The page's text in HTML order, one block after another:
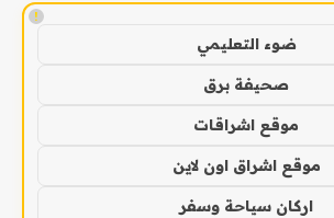
!
ضوء التعليمي
صحيفة برق
موقع اشراقات
موقع اشراق اون لاين
اركان سياحة وسفر